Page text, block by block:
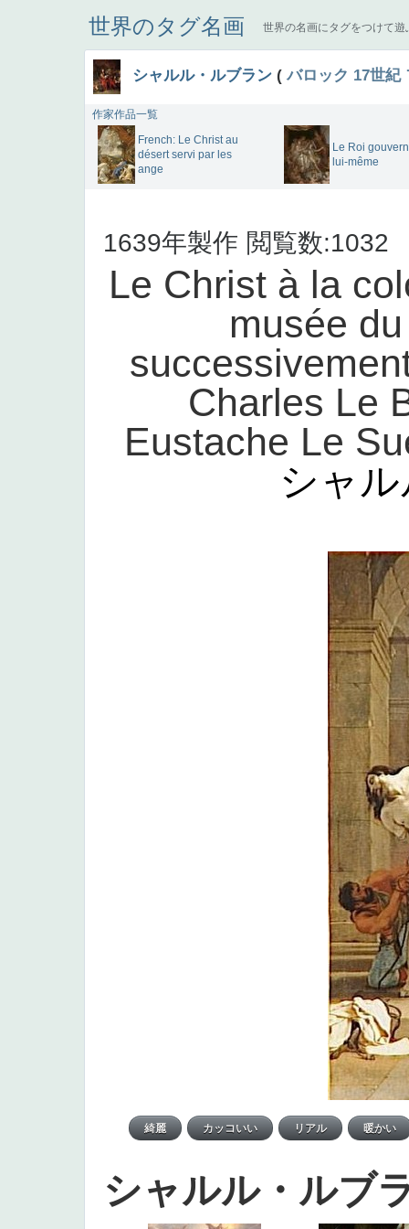
世界のタグ名画 世界の名画にタグをつけて遊
シャルル・ルブラン (バロック 17世紀
作家作品一覧
French: Le Christ au
désert servi par les
ange
Le Roi
lui-même
1639年製作 閲覧数:1032
Le Christ à la
musée
Charles Le
Eustache Le
シャ
シャルル・ルブ